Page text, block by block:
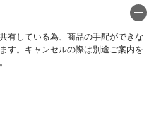
有している為、商品の手配ができな
す。キャンセルの際は別途ご案内を